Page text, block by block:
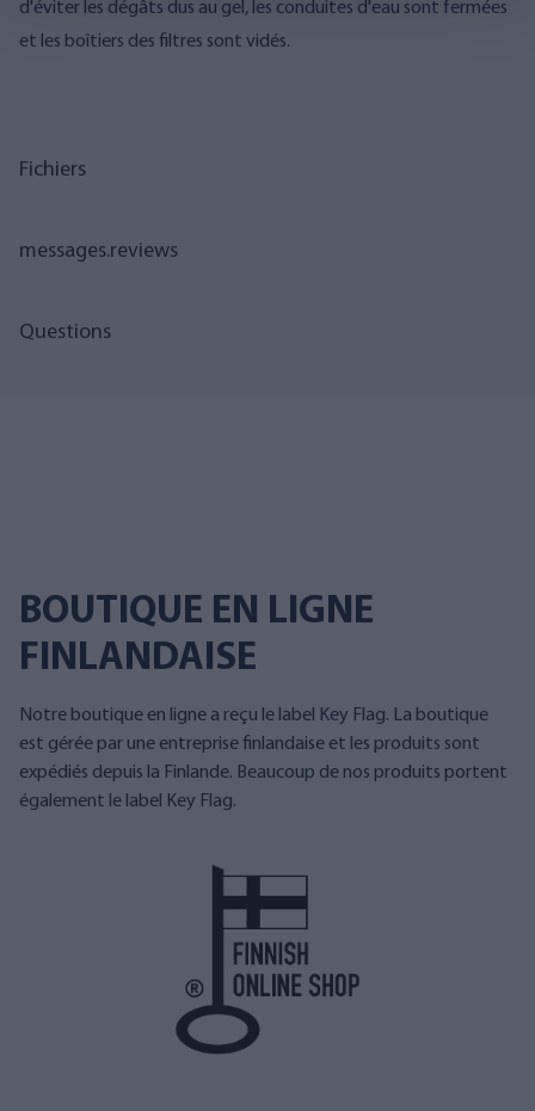
d'éviter les dégâts dus au gel, les conduites d'eau sont fermées
et les boîtiers des filtres sont vidés.
Fichiers
messages.reviews
Questions
BOUTIQUE EN LIGNE
FINLANDAISE
Notre boutique en ligne a reçu le label Key Flag. La boutique
est gérée par une entreprise finlandaise et les produits sont
expédiés depuis la Finlande. Beaucoup de nos produits portent
également le label Key Flag.